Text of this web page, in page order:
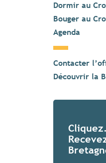
Dormir au
Bouger au
Agenda
Contacter
Découvrir la